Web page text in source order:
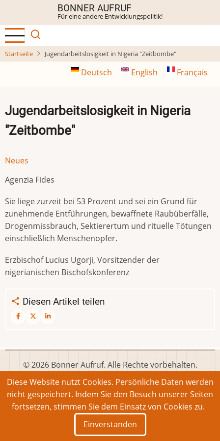
Inhalt
BONNER AUFRUF
Für eine andere Entwicklungspolitik!
Startseite Jugendarbeitslosigkeit in Nigeria "Zeitbombe"
Deutsch English Français
Jugendarbeitslosigkeit in Nigeria
"Zeitbombe"
Neues
Agenzia Fides
Sie liege zurzeit bei 53 Prozent und sei ein Grund für
zunehmende Entführungen, bewaffnete Raubüberfälle,
Drogenmissbrauch, Sektierertum und rituelle Tötungen
einschließlich Menschenopfer.
Erzbischof Lucius Ugorji, Vorsitzender der
nigerianischen Bischofskonferenz
Diesen Artikel teilen
© 2026 Bonner Aufruf. Alle Rechte vorbehalten.
Footer
menu
Impressum Kontakt
Intern
Deutsch
English Français
Diese Website nutzt Cookies. Persönliche Daten werden
nicht gespeichert. Indem Sie den Besuch unserer Seiten
fortsetzen, stimmen Sie dem Einsatz von Cookies zu.
Einverstanden